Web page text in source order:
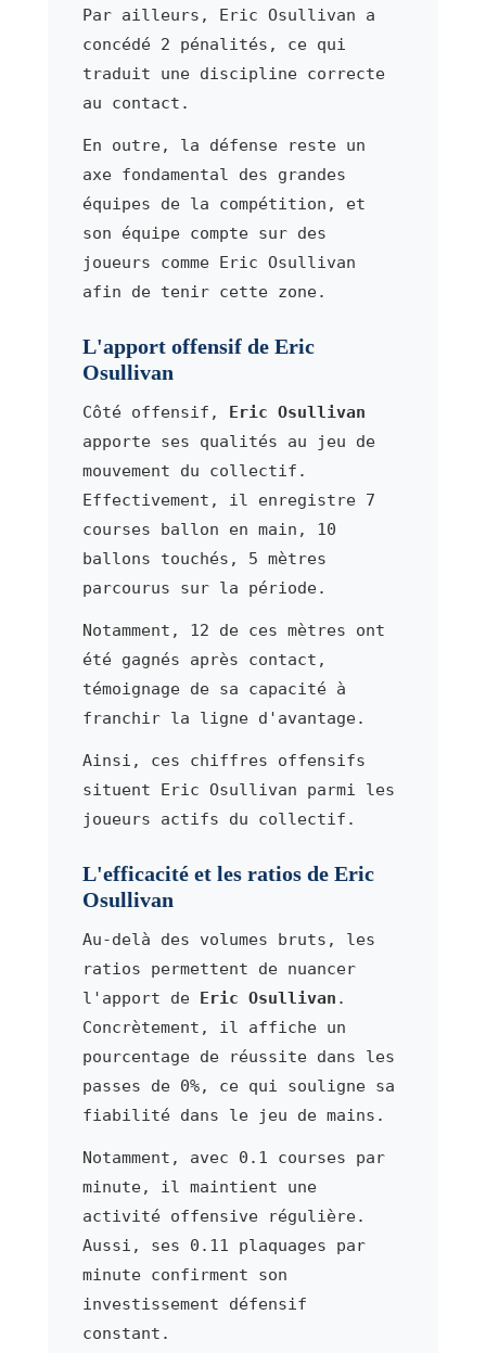
Par ailleurs, Eric Osullivan a
concédé 2 pénalités, ce qui
traduit une discipline correcte
au contact.
En outre, la défense reste un
axe fondamental des grandes
équipes de la compétition, et
son équipe compte sur des
joueurs comme Eric Osullivan
afin de tenir cette zone.
L'apport offensif de Eric
Osullivan
Côté offensif,
Eric Osullivan
apporte ses qualités au jeu de
mouvement du collectif.
Effectivement, il enregistre 7
courses ballon en main, 10
ballons touchés, 5 mètres
parcourus sur la période.
Notamment, 12 de ces mètres ont
été gagnés après contact,
témoignage de sa capacité à
franchir la ligne d'avantage.
Ainsi, ces chiffres offensifs
situent Eric Osullivan parmi les
joueurs actifs du collectif.
L'efficacité et les ratios de Eric
Osullivan
Au-delà des volumes bruts, les
ratios permettent de nuancer
l'apport de
Eric Osullivan .
Concrètement, il affiche un
pourcentage de réussite dans les
passes de 0%, ce qui souligne sa
fiabilité dans le jeu de mains.
Notamment, avec 0.1 courses par
minute, il maintient une
activité offensive régulière.
Aussi, ses 0.11 plaquages par
minute confirment son
investissement défensif
constant.